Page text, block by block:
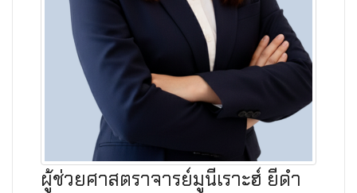
ผู้ช่วยศาสตราจารย์มูนีเราะฮ์ ยีดำ